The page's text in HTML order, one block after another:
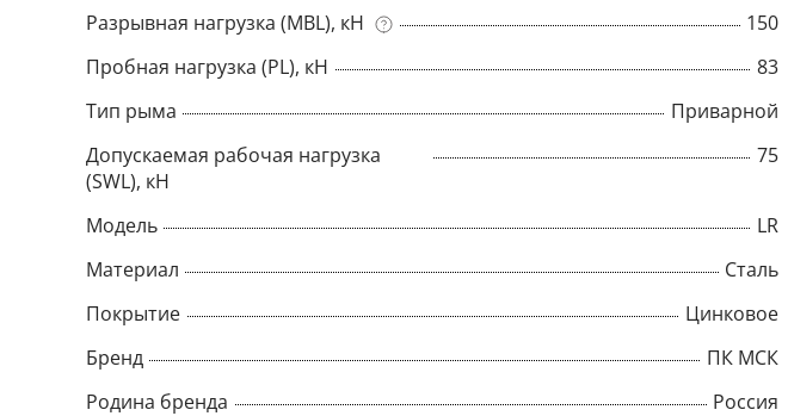
Разрывная нагрузка (MBL), кН
150
Пробная нагрузка (PL), кН
83
Тип рыма
Приварной
Допускаемая рабочая нагрузка
(SWL), кН
75
Модель
LR
Материал
Сталь
Покрытие
Цинковое
Бренд
ПК МСК
Родина бренда
Россия